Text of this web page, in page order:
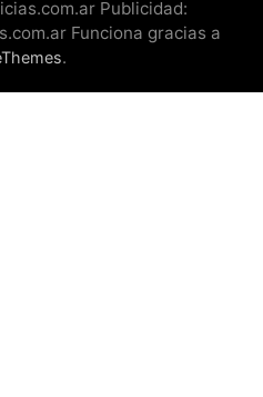
Publicidad:
Funciona gracias a
.